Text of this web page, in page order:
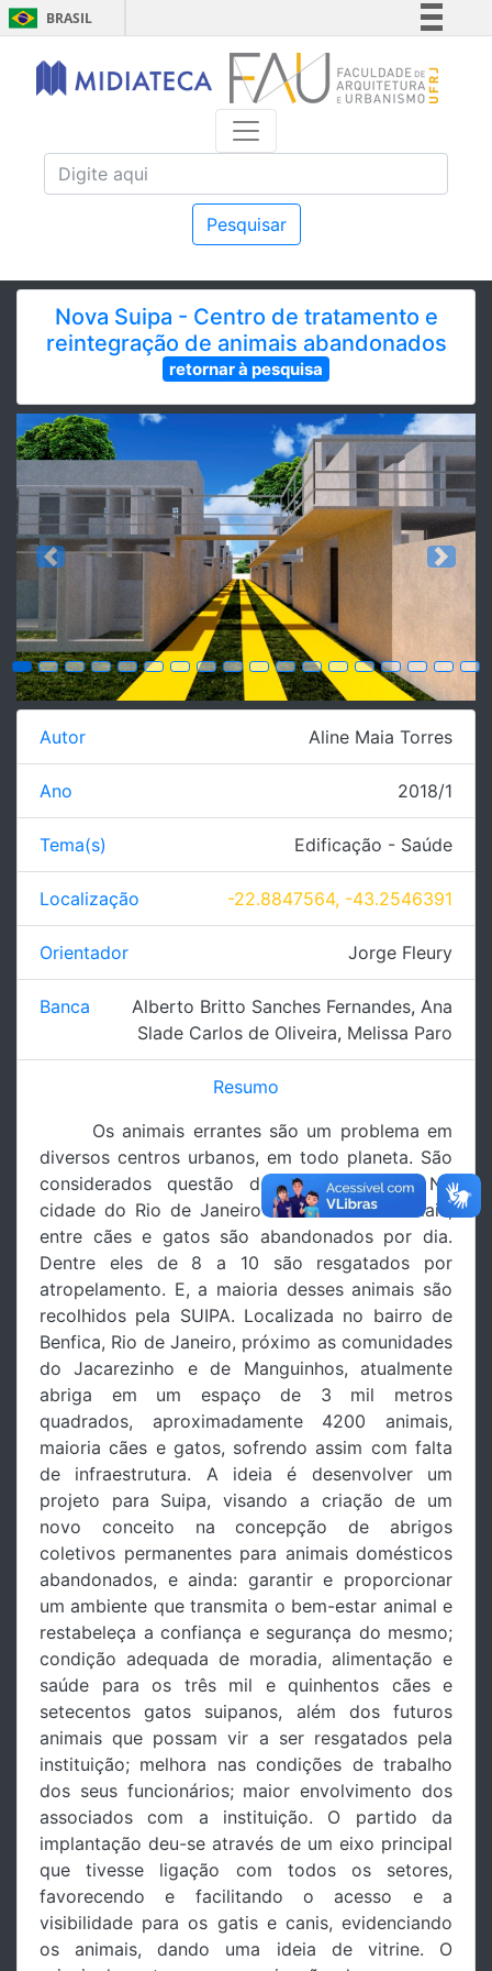
BRASIL
Simplifique!
Comunica BR
Acesso à informação
Pesquisar
Nova Suipa - Centro de tratamento e
reintegração de animais abandonados
retornar à pesquisa
Previous Next
Autor Aline Maia Torres
Ano 2018/1
Tema(s) Edificação - Saúde
Localização -22.8847564, -43.2546391
Orientador Jorge Fleury
Banca Alberto Britto Sanches Fernandes, Ana
Slade Carlos de Oliveira, Melissa Paro
Resumo
Os animais errantes são um problema em
diversos centros urbanos, em todo planeta. São
considerados questão de saúde pública. Na
cidade do Rio de Janeiro cerca de 60 animais,
entre cães e gatos são abandonados por dia.
Dentre eles de 8 a 10 são resgatados por
atropelamento. E, a maioria desses animais são
recolhidos pela SUIPA. Localizada no bairro de
Benfica, Rio de Janeiro, próximo as comunidades
do Jacarezinho e de Manguinhos, atualmente
abriga em um espaço de 3 mil metros
quadrados, aproximadamente 4200 animais,
maioria cães e gatos, sofrendo assim com falta
de infraestrutura. A ideia é desenvolver um
projeto para Suipa, visando a criação de um
novo conceito na concepção de abrigos
coletivos permanentes para animais domésticos
abandonados, e ainda: garantir e proporcionar
um ambiente que transmita o bem-estar animal e
restabeleça a confiança e segurança do mesmo;
condição adequada de moradia, alimentação e
saúde para os três mil e quinhentos cães e
setecentos gatos suipanos, além dos futuros
animais que possam vir a ser resgatados pela
instituição; melhora nas condições de trabalho
dos seus funcionários; maior envolvimento dos
associados com a instituição. O partido da
implantação deu-se através de um eixo principal
que tivesse ligação com todos os setores,
favorecendo e facilitando o acesso e a
visibilidade para os gatis e canis, evidenciando
os animais, dando uma ideia de vitrine. O